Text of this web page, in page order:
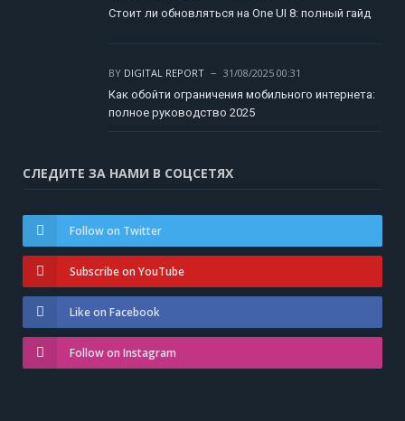
Стоит ли обновляться на One UI 8: полный гайд
BY DIGITAL REPORT
31/08/2025 00:31
Как обойти ограничения мобильного интернета:
полное руководство 2025
СЛЕДИТЕ ЗА НАМИ В СОЦСЕТЯХ
Follow on Twitter
Subscribe on YouTube
Like on Facebook
Follow on Instagram